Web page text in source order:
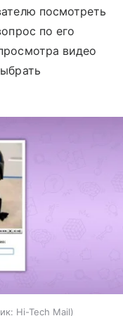
посмотреть
по его
видео
Hi-Tech Mail